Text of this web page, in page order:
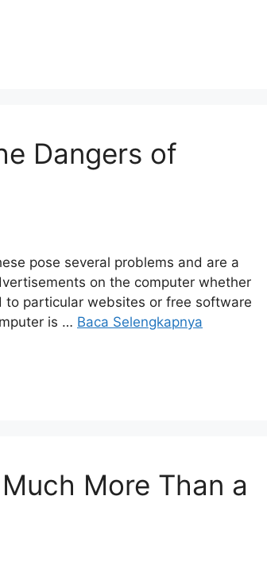
Dangers of
pose several problems and are a
on the computer whether
particular websites or free software
is … Baca Selengkapnya
More Than a